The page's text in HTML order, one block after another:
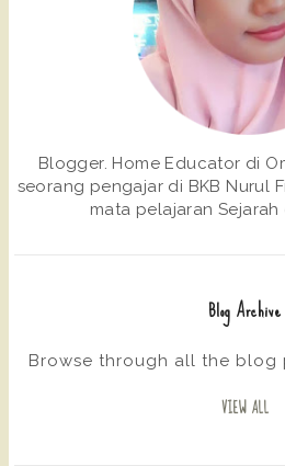
Blogger. Home Educator di
seorang pengajar di BKB Nurul
mata pelajaran
Blog Archive
Browse through all the blog
VIEW ALL